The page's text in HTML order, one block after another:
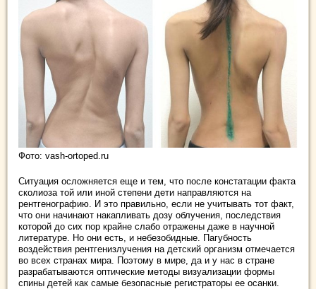
Фото: vash-ortoped.ru
Ситуация осложняется еще и тем, что после констатации факта
сколиоза той или иной степени дети направляются на
рентгенографию. И это правильно, если не учитывать тот факт,
что они начинают накапливать дозу облучения, последствия
которой до сих пор крайне слабо отражены даже в научной
литературе. Но они есть, и небезобидные. Пагубность
воздействия рентгенизлучения на детский организм отмечается
во всех странах мира. Поэтому в мире, да и у нас в стране
разрабатываются оптические методы визуализации формы
спины детей как самые безопасные регистраторы ее осанки.